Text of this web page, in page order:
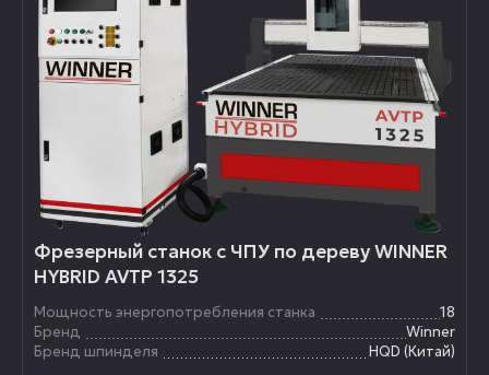
Фрезерный станок с ЧПУ по дереву WINNER
HYBRID AVTP 1325
Мощность энергопотребления станка
18
Бренд
Winner
Бренд шпинделя
HQD (Китай)